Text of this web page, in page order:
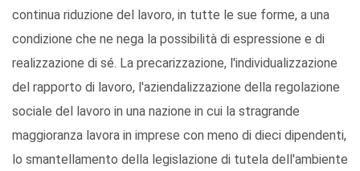
continua riduzione del lavoro, in tutte le sue forme, a una
condizione che ne nega la possibilità di espressione e di
realizzazione di sé. La precarizzazione, l'individualizzazione
del rapporto di lavoro, l'aziendalizzazione della regolazione
sociale del lavoro in una nazione in cui la stragrande
maggioranza lavora in imprese con meno di dieci dipendenti,
lo smantellamento della legislazione di tutela dell'ambiente